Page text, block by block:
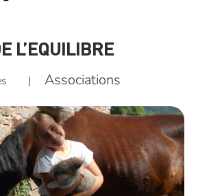
L’EQUILIBRE
| Associations